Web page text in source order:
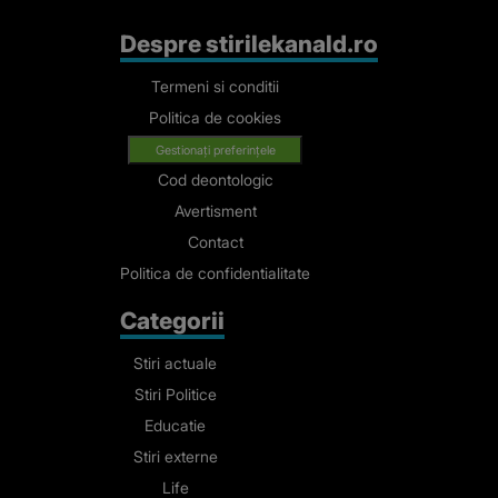
Despre stirilekanald.ro
Termeni si conditii
Politica de cookies
Gestionați preferințele
Cod deontologic
Avertisment
Contact
Politica de confidentialitate
Categorii
Stiri actuale
Stiri Politice
Educatie
Stiri externe
Life